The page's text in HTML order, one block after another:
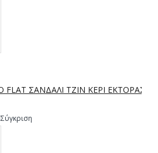
ΣΑΝΔΑΛΙ ΤΖΙΝ ΚΕΡΙ ΕΚΤΟΡΑΣ
Σύγκριση